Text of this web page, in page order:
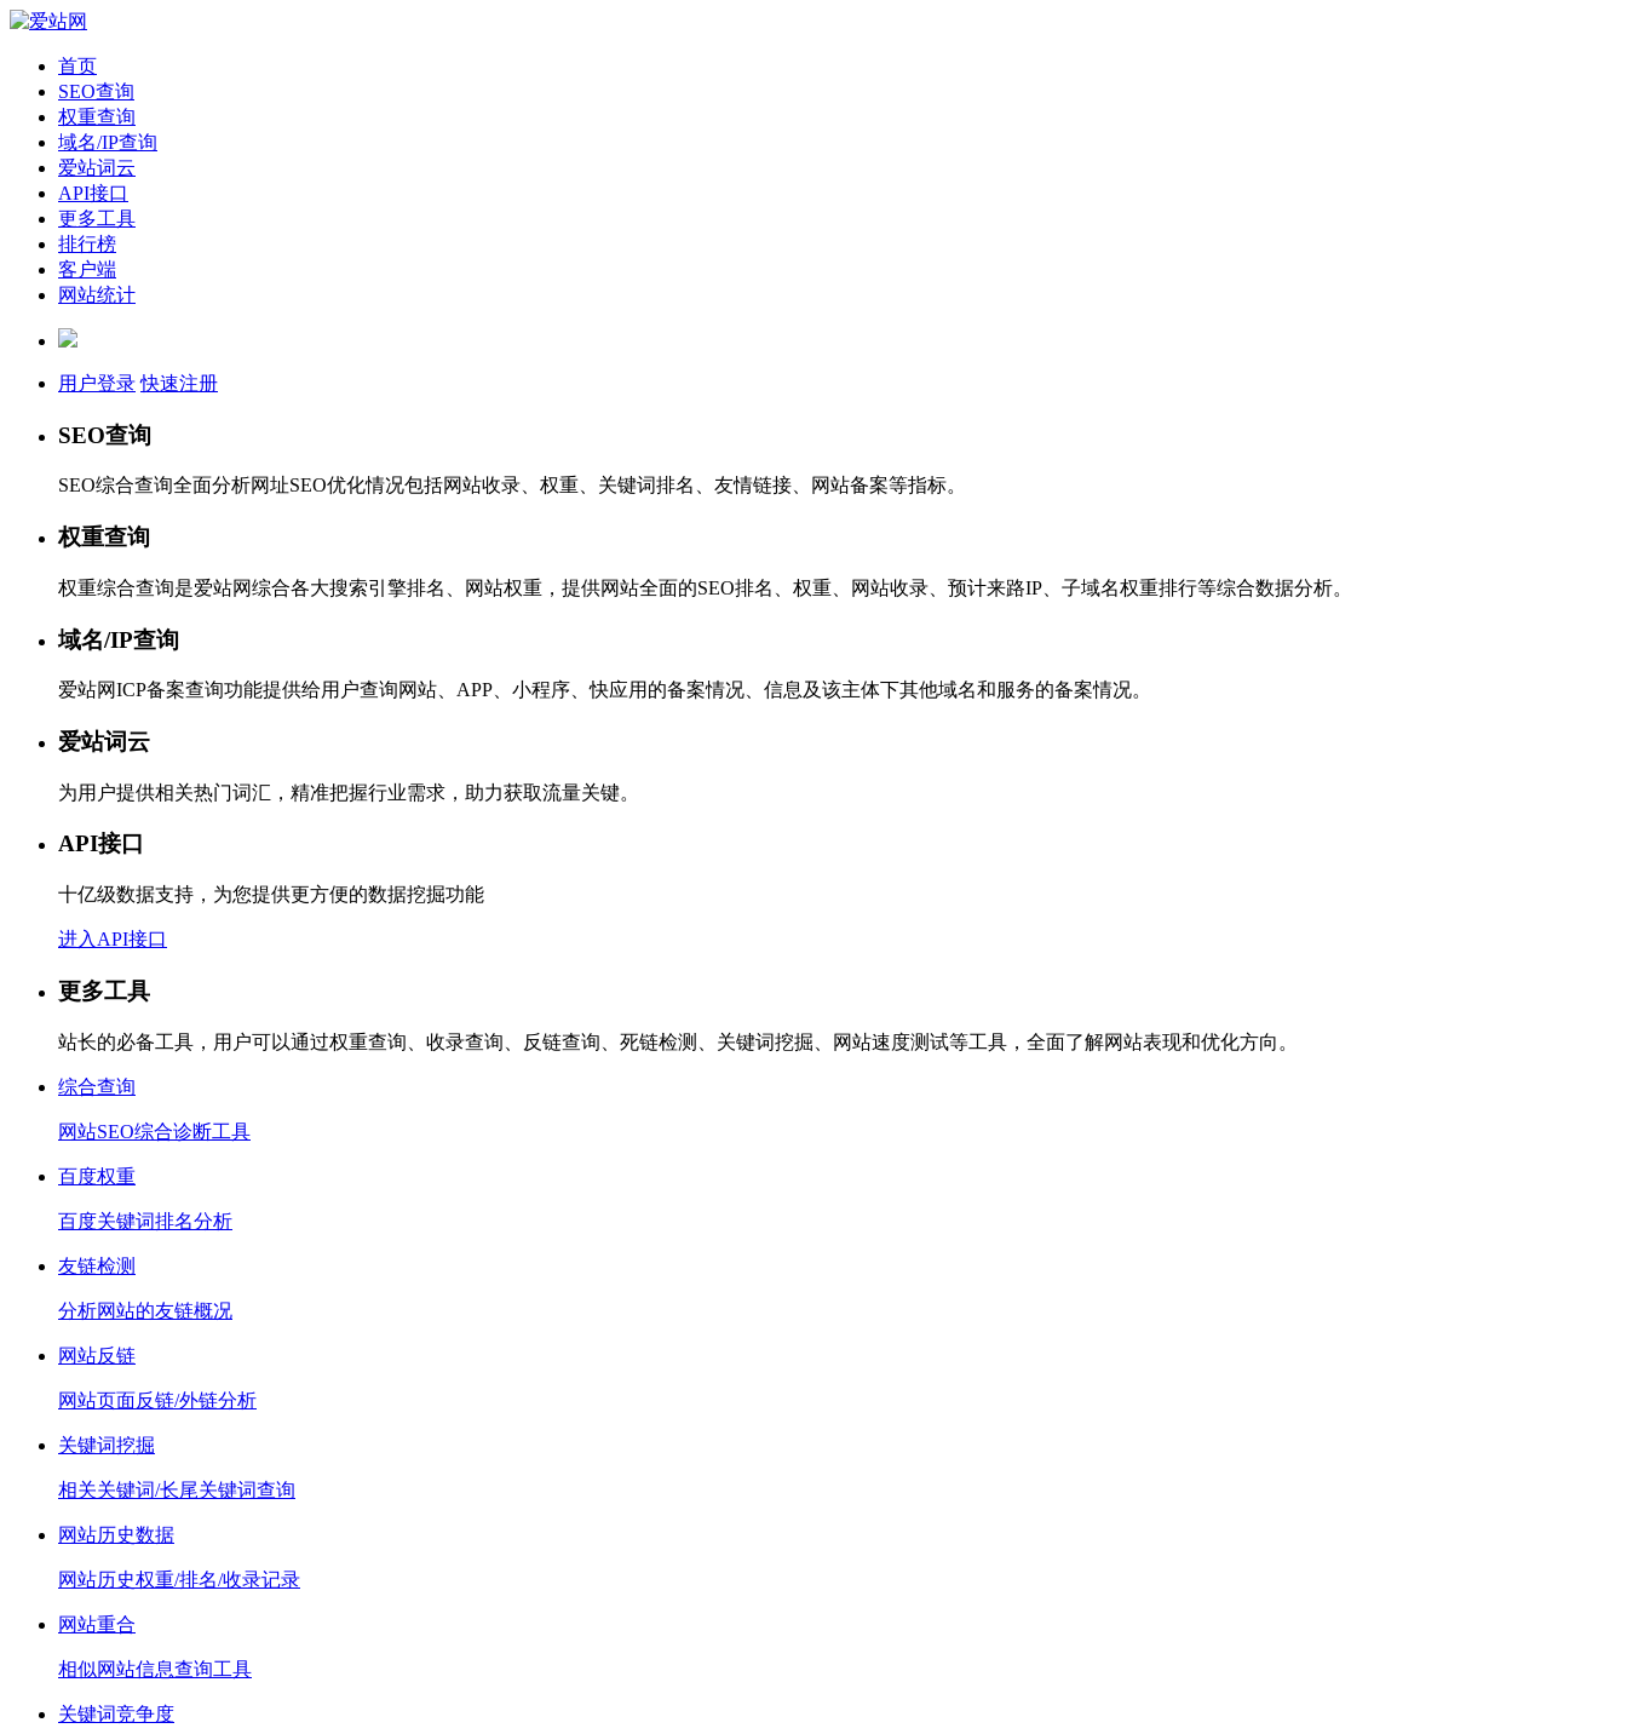
首页
SEO查询
权重查询
域名/IP查询
爱站词云
API接口
更多工具
排行榜
客户端
网站统计
用户登录 快速注册
SEO查询
SEO综合查询全面分析网址SEO优化情况包括网站收录、权重、关键词排名、友情链接、网站备案等指标。
权重查询
权重综合查询是爱站网综合各大搜索引擎排名、网站权重，提供网站全面的SEO排名、权重、网站收录、预计来路IP、子域名权重排行等综合数据分析。
域名/IP查询
爱站网ICP备案查询功能提供给用户查询网站、APP、小程序、快应用的备案情况、信息及该主体下其他域名和服务的备案情况。
爱站词云
为用户提供相关热门词汇，精准把握行业需求，助力获取流量关键。
API接口
十亿级数据支持，为您提供更方便的数据挖掘功能
进入API接口
更多工具
站长的必备工具，用户可以通过权重查询、收录查询、反链查询、死链检测、关键词挖掘、网站速度测试等工具，全面了解网站表现和优化方向。
综合查询
网站SEO综合诊断工具
百度权重
百度关键词排名分析
友链检测
分析网站的友链概况
网站反链
网站页面反链/外链分析
关键词挖掘
相关关键词/长尾关键词查询
网站历史数据
网站历史权重/排名/收录记录
网站重合
相似网站信息查询工具
关键词竞争度